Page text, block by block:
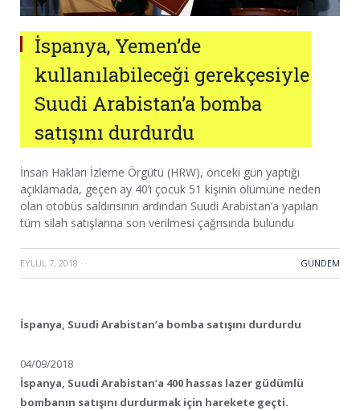
İspanya, Yemen’de
kullanılabileceği gerekçesiyle
Suudi Arabistan’a bomba
satışını durdurdu
İnsan Hakları İzleme Örgütü (HRW), önceki gün yaptığı
açıklamada, geçen ay 40’ı çocuk 51 kişinin ölümüne neden
olan otobüs saldırısının ardından Suudi Arabistan’a yapılan
tüm silah satışlarına son verilmesi çağrısında bulundu
EYLÜL 7, 2018 · GÜNDEM
İspanya, Suudi Arabistan’a bomba satışını durdurdu
04/09/2018
İspanya, Suudi Arabistan’a 400 hassas lazer güdümlü
bombanın satışını durdurmak için harekete geçti.